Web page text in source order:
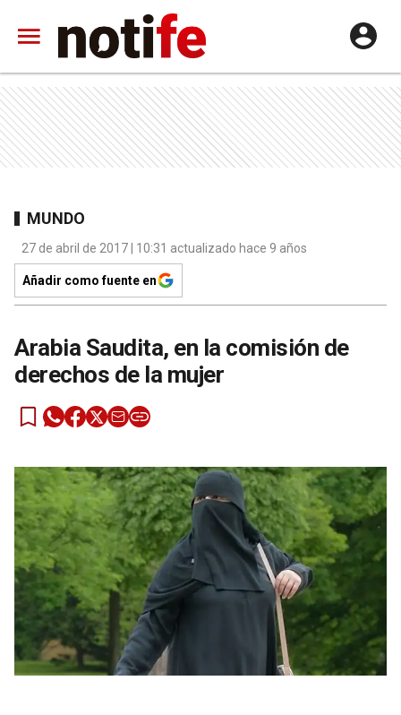
MUNDO
27 de abril de 2017 | 10:31 actualizado hace 9 años
Añadir como fuente en
Arabia Saudita, en la comisión de
derechos de la mujer